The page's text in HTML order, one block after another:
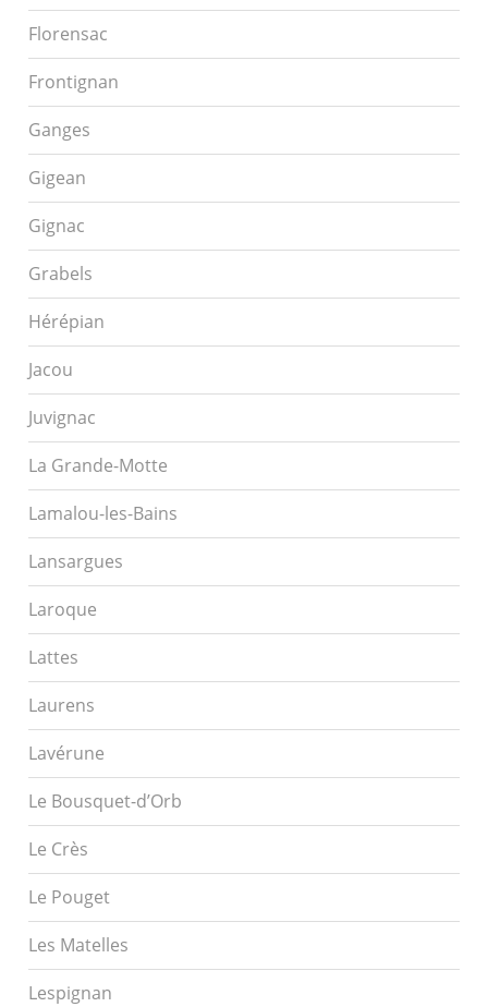
Florensac
Frontignan
Ganges
Gigean
Gignac
Grabels
Hérépian
Jacou
Juvignac
La Grande-Motte
Lamalou-les-Bains
Lansargues
Laroque
Lattes
Laurens
Lavérune
Le Bousquet-d’Orb
Le Crès
Le Pouget
Les Matelles
Lespignan